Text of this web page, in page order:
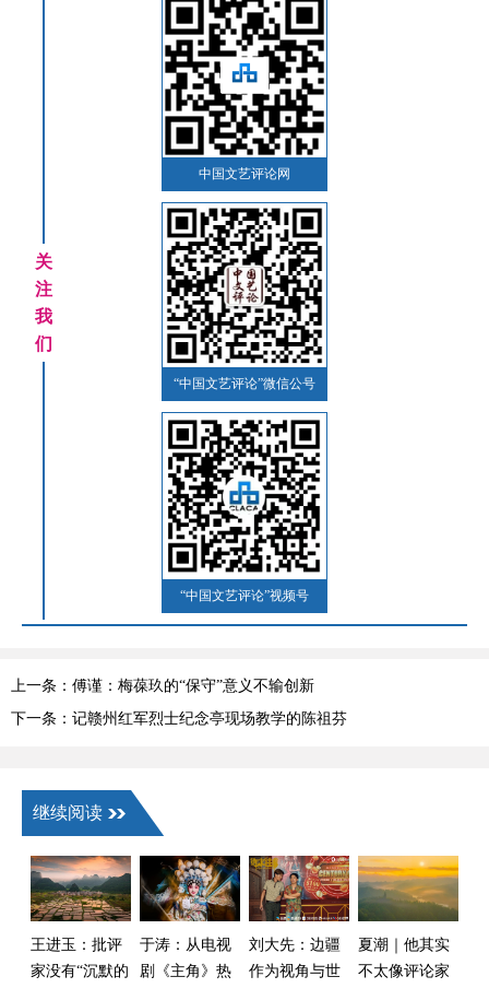
关
注
我
们
中国文艺评论网
“中国文艺评论”微信公号
“中国文艺评论”视频号
上一条：傅谨：梅葆玖的“保守”意义不输创新
下一条：记赣州红军烈士纪念亭现场教学的陈祖芬
继续阅读
王进玉：批评
家没有“沉默的
于涛：从电视
剧《主角》热
刘大先：边疆
作为视角与世
夏潮｜他其实
不太像评论家